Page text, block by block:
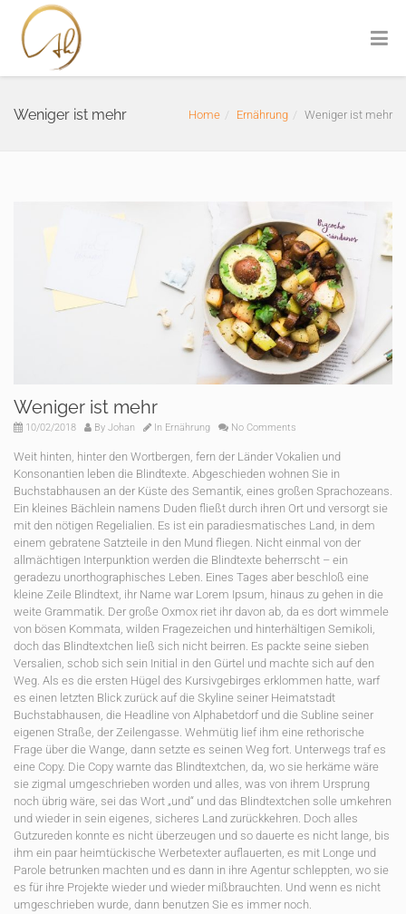
Weniger ist mehr Home Ernährung Weniger ist mehr
Weniger ist mehr
10/02/2018 By Johan In Ernährung No Comments
Weit hinten, hinter den Wortbergen, fern der Länder Vokalien und
Konsonantien leben die Blindtexte. Abgeschieden wohnen Sie in
Buchstabhausen an der Küste des Semantik, eines großen Sprachozeans.
Ein kleines Bächlein namens Duden fließt durch ihren Ort und versorgt sie
mit den nötigen Regelialien. Es ist ein paradiesmatisches Land, in dem
einem gebratene Satzteile in den Mund fliegen. Nicht einmal von der
allmächtigen Interpunktion werden die Blindtexte beherrscht – ein
geradezu unorthographisches Leben. Eines Tages aber beschloß eine
kleine Zeile Blindtext, ihr Name war Lorem Ipsum, hinaus zu gehen in die
weite Grammatik. Der große Oxmox riet ihr davon ab, da es dort wimmele
von bösen Kommata, wilden Fragezeichen und hinterhältigen Semikoli,
doch das Blindtextchen ließ sich nicht beirren. Es packte seine sieben
Versalien, schob sich sein Initial in den Gürtel und machte sich auf den
Weg. Als es die ersten Hügel des Kursivgebirges erklommen hatte, warf
es einen letzten Blick zurück auf die Skyline seiner Heimatstadt
Buchstabhausen, die Headline von Alphabetdorf und die Subline seiner
eigenen Straße, der Zeilengasse. Wehmütig lief ihm eine rethorische
Frage über die Wange, dann setzte es seinen Weg fort. Unterwegs traf es
eine Copy. Die Copy warnte das Blindtextchen, da, wo sie herkäme wäre
sie zigmal umgeschrieben worden und alles, was von ihrem Ursprung
noch übrig wäre, sei das Wort „und“ und das Blindtextchen solle umkehren
und wieder in sein eigenes, sicheres Land zurückkehren. Doch alles
Gutzureden konnte es nicht überzeugen und so dauerte es nicht lange, bis
ihm ein paar heimtückische Werbetexter auflauerten, es mit Longe und
Parole betrunken machten und es dann in ihre Agentur schleppten, wo sie
es für ihre Projekte wieder und wieder mißbrauchten. Und wenn es nicht
umgeschrieben wurde, dann benutzen Sie es immer noch.